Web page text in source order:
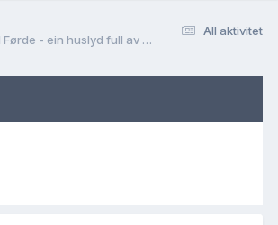
All aktivitet
Simon Christenson, fødd i Førde(?) kring 1775 - gift med Anna Colbeinsdotter frå Råeim i Gaular - vart plassfolk under Rønnei i Luster, men eine dotteri flytte attende til Førde - ein huslyd full av utfordringar?